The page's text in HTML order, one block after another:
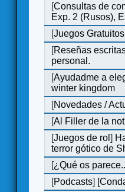
[Consultas de
Exp. 2 (Rusos),
[Juegos
[Reseñas
personal.
[Ayudadme a
winter kingdom
[Novedades /
[Al Filler de la
[Juegos de rol]
terror gótico de
[¿Qué os
[Podcasts]